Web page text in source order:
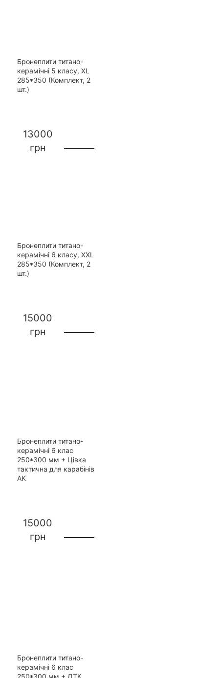
Бронеплити титано-
керамічні 5 класу, XL
285*350 (Комплект, 2
шт.)
13000
грн
Бронеплити титано-
керамічні 6 класу, XXL
285*350 (Комплект, 2
шт.)
15000
грн
Бронеплити титано-
керамічні 6 клас
250*300 мм + Цівка
тактична для карабінів
АК
15000
грн
Бронеплити титано-
керамічні 6 клас
250*300 мм + ДТК